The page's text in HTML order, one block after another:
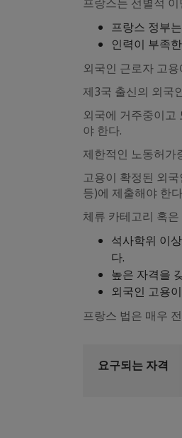
프랑스 정부
인력이 부족
외국인 근로자 고
제3국 출신의 외국
외국에 거주중이고
야 한다.
제한적인 노동허가
고용이 확정된 외
등)에 제출해야 한
체류 카테고리 혹
석사학위 이
다.
높은 자격을
외국인 고용
프랑스 법은 매우
요구되는 자격